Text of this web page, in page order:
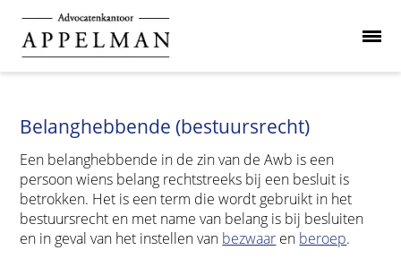
Belanghebbende (bestuursrecht)
Een belanghebbende in de zin van de Awb is een
persoon wiens belang rechtstreeks bij een besluit is
betrokken. Het is een term die wordt gebruikt in het
bestuursrecht en met name van belang is bij besluiten
en in geval van het instellen van bezwaar en beroep.